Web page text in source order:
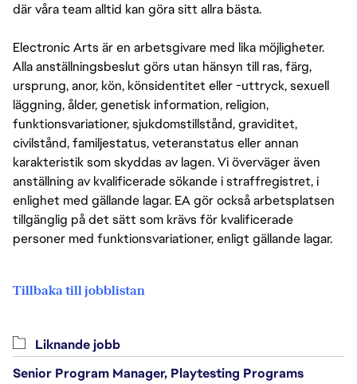
där våra team alltid kan göra sitt allra bästa.
Electronic Arts är en arbetsgivare med lika möjligheter.
Alla anställningsbeslut görs utan hänsyn till ras, färg,
ursprung, anor, kön, könsidentitet eller -uttryck, sexuell
läggning, ålder, genetisk information, religion,
funktionsvariationer, sjukdomstillstånd, graviditet,
civilstånd, familjestatus, veteranstatus eller annan
karakteristik som skyddas av lagen. Vi överväger även
anställning av kvalificerade sökande i straffregistret, i
enlighet med gällande lagar. EA gör också arbetsplatsen
tillgänglig på det sätt som krävs för kvalificerade
personer med funktionsvariationer, enligt gällande lagar.
Tillbaka till jobblistan
Liknande jobb
Senior Program Manager, Playtesting Programs